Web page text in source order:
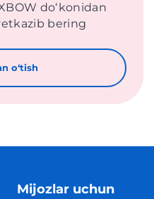
doʻkonidan
bering
oʻtish
Mijozlar uchun